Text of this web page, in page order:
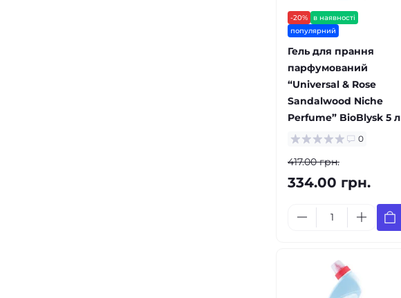
-20%
в наявності
популярний
Гель для прання
парфумований
“Universal & Rose
Sandalwood Niche
Perfume” BioBlysk 5 л
0
417.00 грн.
334.00 грн.